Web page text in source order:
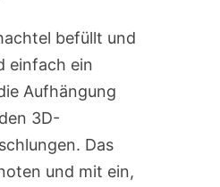
befüllt und
einfach ein
Aufhängung
3D-
Das
und mit ein,